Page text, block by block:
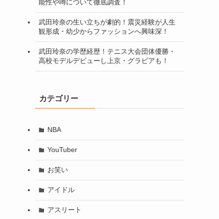
能性や噂について徹底調査！
武田玲奈の生い立ちが劇的！震災経験が人生
観形成・幼少からファッションへ興味深！
武田玲奈の学歴経歴！テニス大会団体優勝・
高校モデルデビューし上京・グラビアも！
カテゴリー
NBA
YouTuber
お笑い
アイドル
アスリート